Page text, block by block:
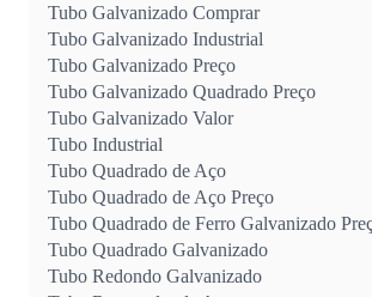
Tubo Galvanizado Comprar
Tubo Galvanizado Industrial
Tubo Galvanizado Preço
Tubo Galvanizado Quadrado Preço
Tubo Galvanizado Valor
Tubo Industrial
Tubo Quadrado de Aço
Tubo Quadrado de Aço Preço
Tubo Quadrado de Ferro Galvanizado
Tubo Quadrado Galvanizado
Tubo Redondo Galvanizado